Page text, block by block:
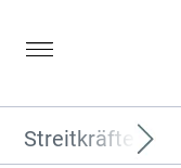
Streitkräfte